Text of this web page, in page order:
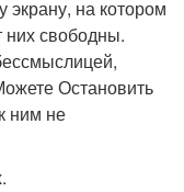
на котором
свободны.
Остановить
ним не